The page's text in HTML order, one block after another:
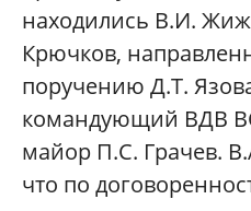
находились В.И.
Крючков,
поручению Д.Т.
командующий ВДВ
майор П.С. Грачев.
что по